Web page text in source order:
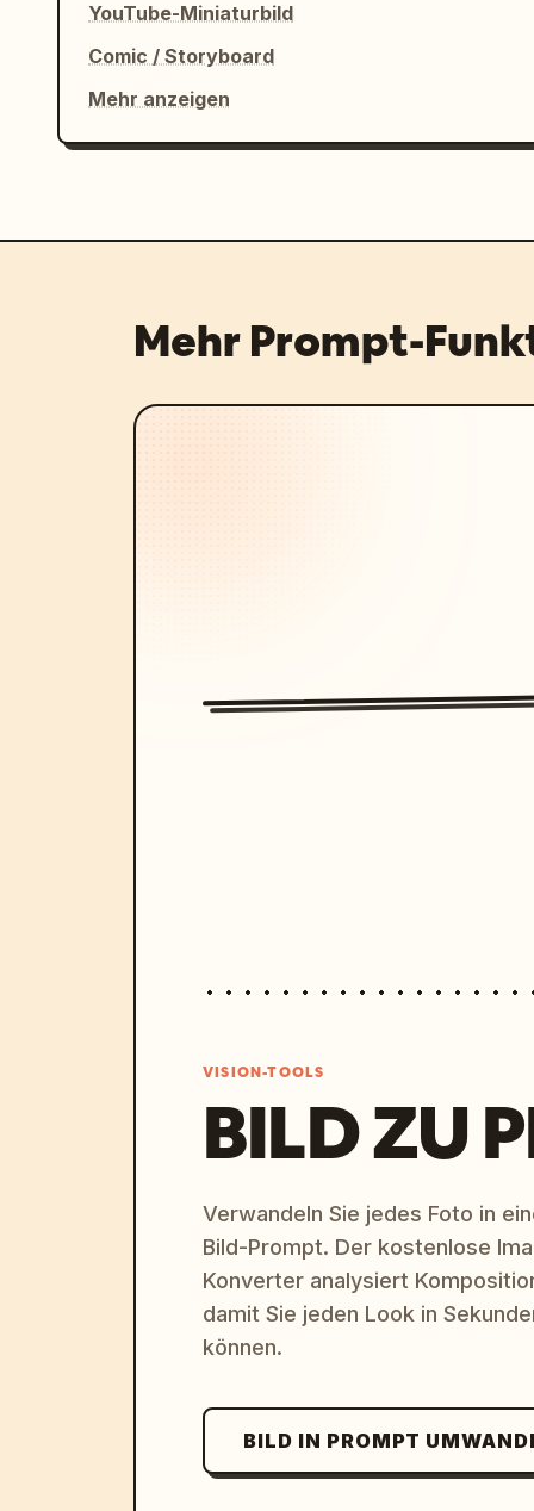
YouTube-Miniaturbild
Comic / Storyboard
Mehr anzeigen
Mehr Prompt-
VISION-TOOLS
BILD ZU
Verwandeln Sie jedes Foto in
Bild-Prompt. Der kostenlose
Konverter analysiert
damit Sie jeden Look in
können.
BILD IN PROMPT